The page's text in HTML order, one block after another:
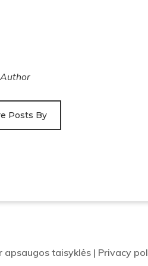
Author
Posts By
apsaugos taisyklės | Privacy